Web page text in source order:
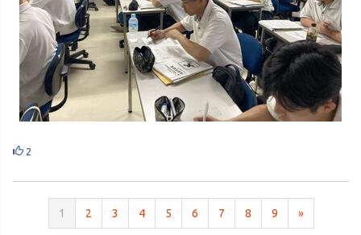
2
1 2 3 4 5 6 7 8 9 »